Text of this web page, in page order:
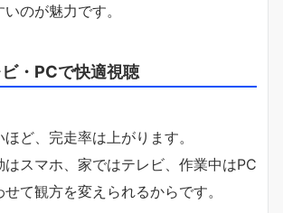
のが魅力です。
・PCで快適視聴
ど、完走率は上がります。
はスマホ、家ではテレビ、作業中はPC
て観方を変えられるからです。